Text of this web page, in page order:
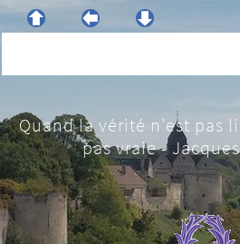
Quand la vérité n'est pas
pas vraie -